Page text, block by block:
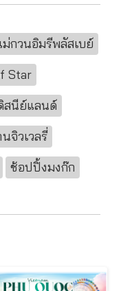
ม่กวนอิมรีพลัสเบย์
Star
สนีย์แลนด์
นจิวเวลรี่
ช้อปปิ้งมงก๊ก